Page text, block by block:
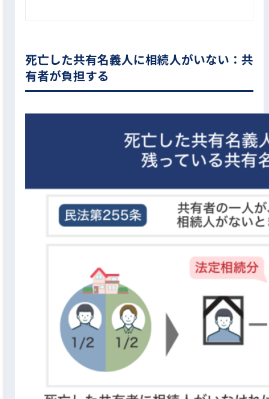
死亡した共有名義人に相続人がいない：共
有者が負担する